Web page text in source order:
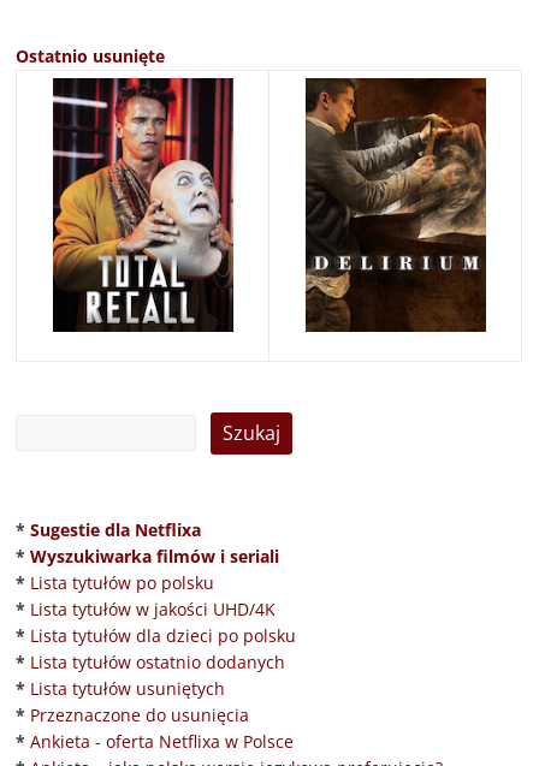
Ostatnio usunięte
* Sugestie dla Netflixa
* Wyszukiwarka filmów i seriali
* Lista tytułów po polsku
* Lista tytułów w jakości UHD/4K
* Lista tytułów dla dzieci po polsku
* Lista tytułów ostatnio dodanych
* Lista tytułów usuniętych
* Przeznaczone do usunięcia
* Ankieta - oferta Netflixa w Polsce